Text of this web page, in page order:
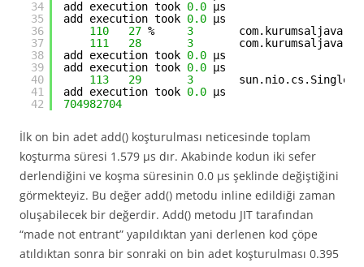
34
35
36
37
38
39
40
41
42
add execution took 0.0 µs
add execution took 0.0 µs
110
27 % 3
111
28 3
add execution took 0.0 µs
add execution took 0.0 µs
113
29 3
add execution took 0.0 µs
704982704
İlk on bin adet add() koşturulması neticesinde toplam
koşturma süresi 1.579 µs dır. Akabinde kodun iki sefer
derlendiğini ve koşma süresinin 0.0 µs şeklinde değiştiğini
görmekteyiz. Bu değer add() metodu inline edildiği zaman
oluşabilecek bir değerdir. Add() metodu JIT tarafından
“made not entrant” yapıldıktan yani derlenen kod çöpe
atıldıktan sonra bir sonraki on bin adet koşturulması 0.395